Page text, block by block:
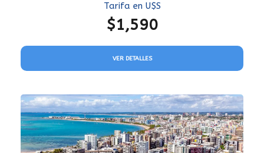
Tarifa en U$S
$1,590
VER DETALLES